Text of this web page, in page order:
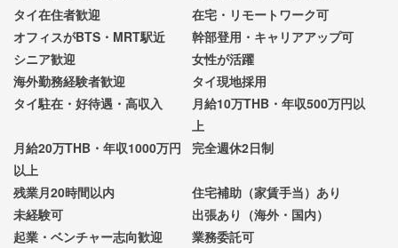
タイ在住者歓迎
在宅・リモートワーク可
オフィスがBTS・MRT駅近
幹部登用・キャリアアップ可
シニア歓迎
女性が活躍
海外勤務経験者歓迎
タイ現地採用
タイ駐在・好待遇・高収入
月給10万THB・年収500万円以
上
月給20万THB・年収1000万円
以上
完全週休2日制
残業月20時間以内
住宅補助（家賃手当）あり
未経験可
出張あり（海外・国内）
起業・ベンチャー志向歓迎
業務委託可